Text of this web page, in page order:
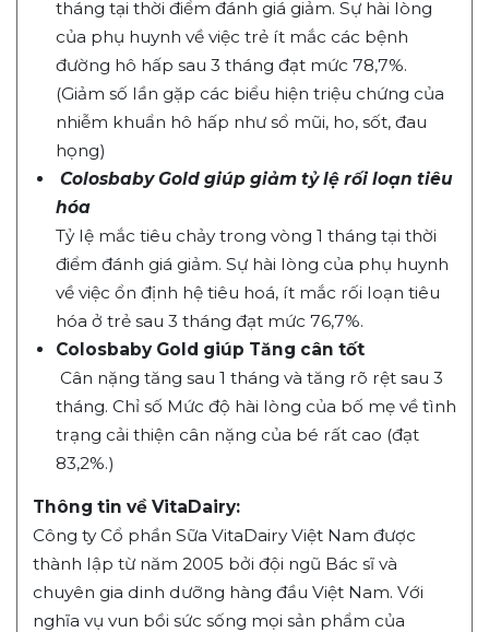
tháng tại thời điểm đánh giá giảm. Sự hài lòng
của phụ huynh về việc trẻ ít mắc các bệnh
đường hô hấp sau 3 tháng đạt mức 78,7%.
(Giảm số lần gặp các biểu hiện triệu chứng của
nhiễm khuẩn hô hấp như sổ mũi, ho, sốt, đau
họng)
Colosbaby Gold giúp giảm tỷ lệ rối loạn tiêu
hóa
Tỷ lệ mắc tiêu chảy trong vòng 1 tháng tại thời
điểm đánh giá giảm. Sự hài lòng của phụ huynh
về việc ổn định hệ tiêu hoá, ít mắc rối loạn tiêu
hóa ở trẻ sau 3 tháng đạt mức 76,7%.
Colosbaby Gold giúp Tăng cân tốt
Cân nặng tăng sau 1 tháng và tăng rõ rệt sau 3
tháng. Chỉ số Mức độ hài lòng của bố mẹ về tình
trạng cải thiện cân nặng của bé rất cao (đạt
83,2%.)
Thông tin về VitaDairy:
Công ty Cổ phần Sữa VitaDairy Việt Nam được
thành lập từ năm 2005 bởi đội ngũ Bác sĩ và
chuyên gia dinh dưỡng hàng đầu Việt Nam. Với
nghĩa vụ vun bồi sức sống mọi sản phẩm của